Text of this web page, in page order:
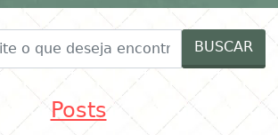
BUSCAR
Posts